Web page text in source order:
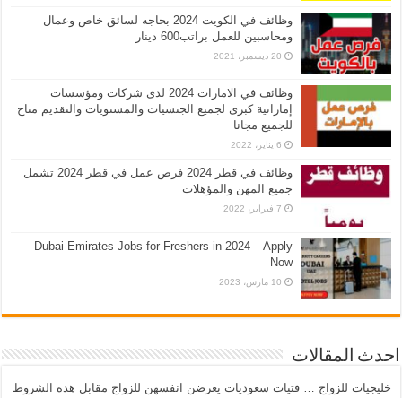
وظائف في الكويت 2024 بحاجه لسائق خاص وعمال
ومحاسبين للعمل براتب600 دينار
20 ديسمبر، 2021
وظائف في الامارات 2024 لدى شركات ومؤسسات
إماراتية كبرى لجميع الجنسيات والمستويات والتقديم متاح
للجميع مجانا
6 يناير، 2022
وظائف في قطر 2024 فرص عمل في قطر 2024 تشمل
جميع المهن والمؤهلات
7 فبراير، 2022
Dubai Emirates Jobs for Freshers in 2024 – Apply
Now
10 مارس، 2023
احدث المقالات
خليجيات للزواج … فتيات سعوديات يعرضن انفسهن للزواج مقابل هذه الشروط